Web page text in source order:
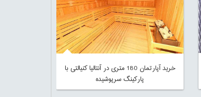
خرید آپارتمان 180 متری در آنتالیا کنیالتی با
پارکینگ سرپوشیده